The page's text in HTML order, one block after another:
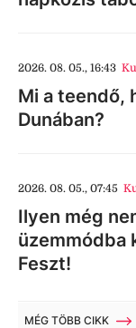
2026. 08. 05., 16:43
Mi a teendő,
Dunában?
2026. 08. 05., 07:45
Ilyen még
üzemmódba
Feszt!
MÉG TÖBB CIKK